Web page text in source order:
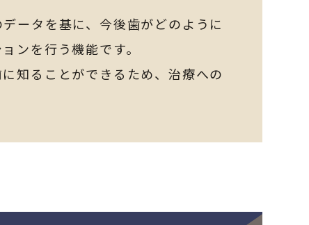
ータを基に、今後歯がどのように
ンを行う機能です。
知ることができるため、治療への